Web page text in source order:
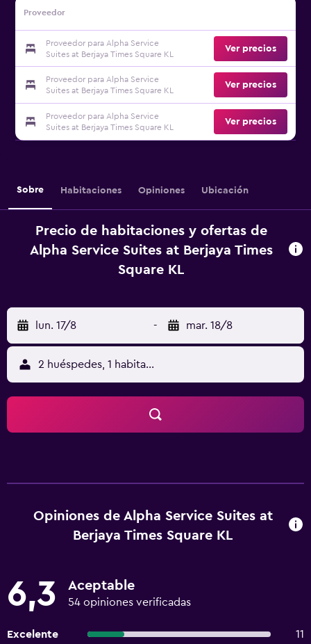
Proveedor
Proveedor para Alpha Service
Suites at Berjaya Times Square KL
Ver precios
Proveedor para Alpha Service
Suites at Berjaya Times Square KL
Ver precios
Proveedor para Alpha Service
Suites at Berjaya Times Square KL
Ver precios
Sobre Habitaciones Opiniones Ubicación
Precio de habitaciones y ofertas de
Alpha Service Suites at Berjaya Times
Square KL
lun. 17/8 - mar. 18/8
2 huéspedes, 1 habitación
Opiniones de Alpha Service Suites at
Berjaya Times Square KL
6,3 Aceptable
54 opiniones verificadas
Excelente
11